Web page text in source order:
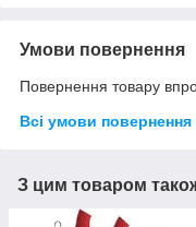
Умови повернення
Повернення товару
Всі умови повернення
З цим товаром